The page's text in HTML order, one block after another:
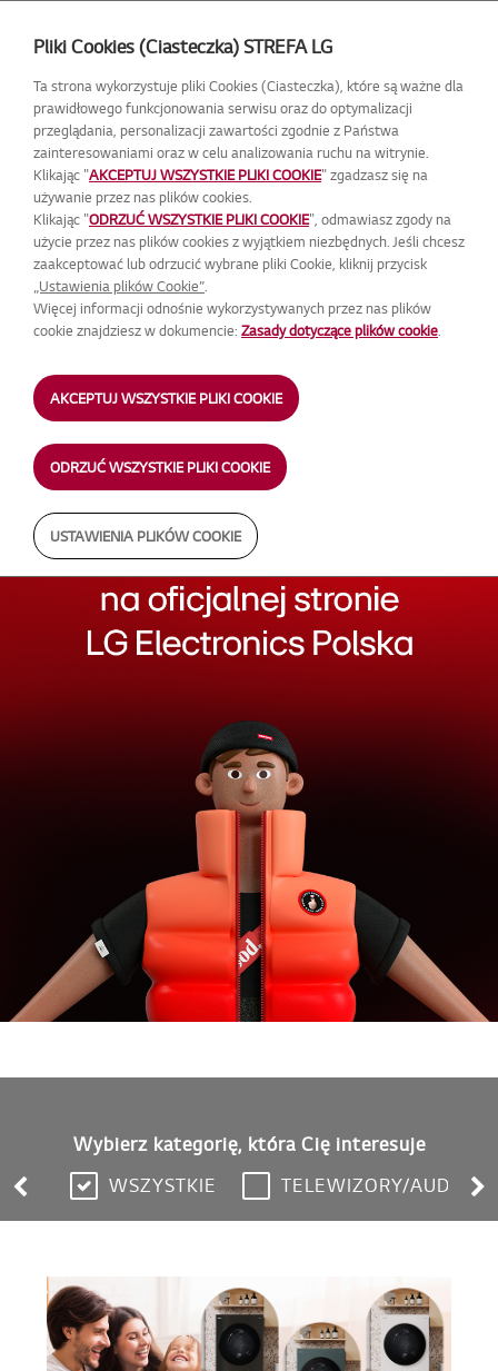
Strefa promocji LG
Strefa LG to oficjalna strona, która pozwala na
rejestrację i udział w promocji organizowanej
LG Electronics Polska.
Wybierz kategorię, która Cię interesuje
WSZYSTKIE
TELEWIZORY/AUDIO
Pliki Cookies (Ciasteczka) STREFA LG
Ta strona wykorzystuje pliki Cookies (Ciasteczka), które są ważne dla
prawidłowego funkcjonowania serwisu oraz do optymalizacji
przeglądania, personalizacji zawartości zgodnie z Państwa
zainteresowaniami oraz w celu analizowania ruchu na witrynie.
Klikając "AKCEPTUJ WSZYSTKIE PLIKI COOKIE" zgadzasz się na
używanie przez nas plików cookies.
Klikając "ODRZUĆ WSZYSTKIE PLIKI COOKIE", odmawiasz zgody na
użycie przez nas plików cookies z wyjątkiem niezbędnych. Jeśli chcesz
zaakceptować lub odrzucić wybrane pliki Cookie, kliknij przycisk
„Ustawienia plików Cookie”.
Więcej informacji odnośnie wykorzystywanych przez nas plików
cookie znajdziesz w dokumencie: Zasady dotyczące plików cookie.
AKCEPTUJ WSZYSTKIE PLIKI COOKIE
ODRZUĆ WSZYSTKIE PLIKI COOKIE
USTAWIENIA PLIKÓW COOKIE